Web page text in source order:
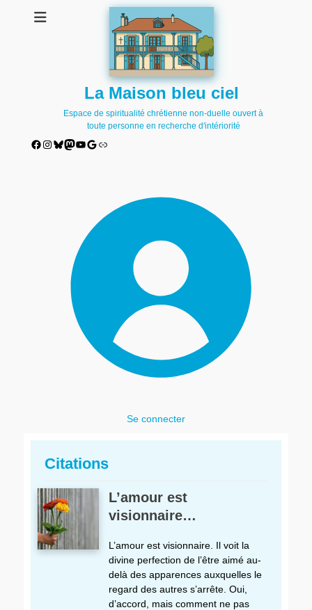
La Maison bleu ciel
Espace de spiritualité chrétienne non-duelle ouvert à
toute personne en recherche d'intériorité
Facebook
Instagram
Bluesky
Mastodon
YouTube
Google
Lien
Se connecter
Citations
L’amour est
visionnaire…
L’amour est visionnaire. Il voit la
divine perfection de l’être aimé au-
delà des apparences auxquelles le
regard des autres s’arrête. Oui,
d’accord, mais comment ne pas